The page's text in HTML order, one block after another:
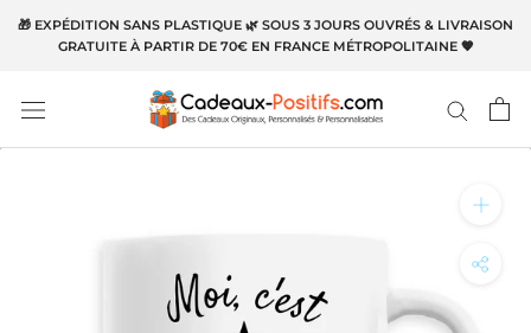
Aller🎁 EXPÉDITION SANS PLASTIQUE 🌿 SOUS 3 JOURS OUVRÉS & LIVRAISON
GRATUITE À PARTIR DE 70€ EN FRANCE MÉTROPOLITAINE 🧡